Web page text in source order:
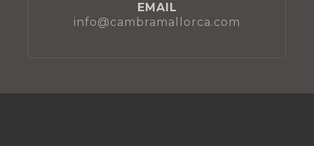
EMAIL
info@cambramallorca.com